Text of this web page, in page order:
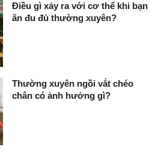
Điều gì xảy ra với cơ thể khi bạn
ăn đu đủ thường xuyên?
Thường xuyên ngồi vắt chéo
chân có ảnh hưởng gì?